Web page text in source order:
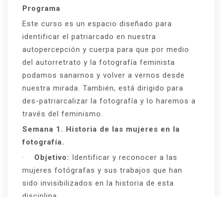
Programa
Este curso es un espacio diseñado para
identificar el patriarcado en nuestra
autopercepción y cuerpa para que por medio
del autorretrato y la fotografía feminista
podamos sanarnos y volver a vernos desde
nuestra mirada. También, está dirigido para
des-patriarcalizar la fotografía y lo haremos a
través del feminismo.
Semana 1. Historia de las mujeres en la
fotografía.
· Objetivo: Identificar y reconocer a las
mujeres fotógrafas y sus trabajos que han
sido invisibilizados en la historia de esta